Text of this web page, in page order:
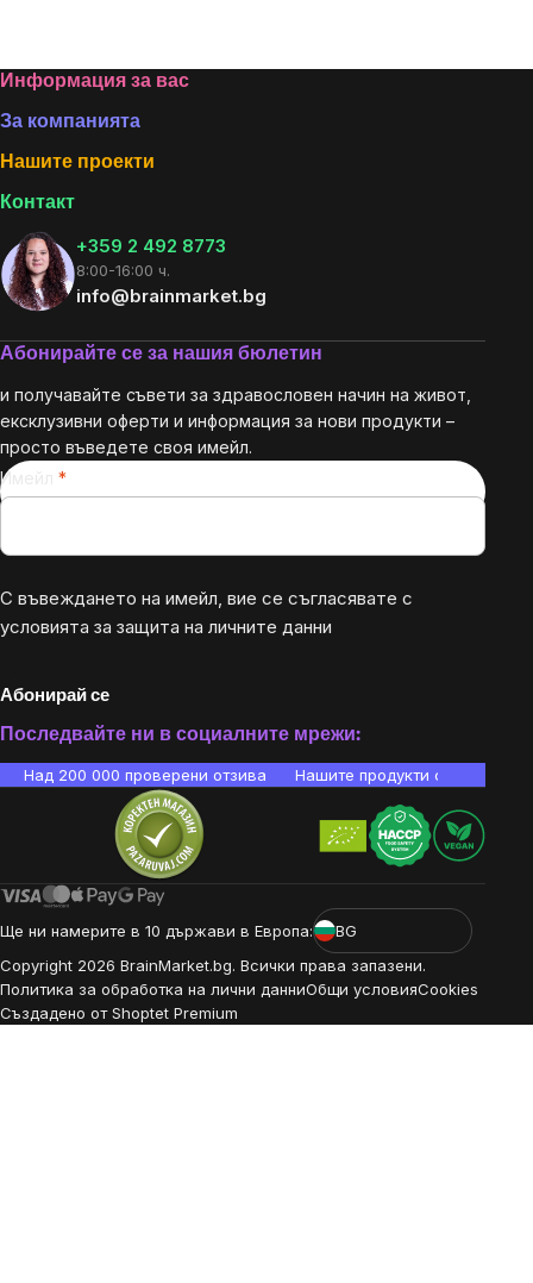
controls
Footer
Информация за вас
За компанията
Нашите проекти
Контакт
+359 2 492 8773
8:00-16:00 ч.
info@brainmarket.bg
Абонирайте се за нашия бюлетин
и получавайте съвети за здравословен начин на живот,
ексклузивни оферти и информация за нови продукти –
просто въведете своя имейл.
Имейл
С въвеждането на имейл, вие се съгласявате с
условията за защита на личните данни
Абонирай се
Последвайте ни в социалните мрежи:
Над 200 000 проверени отзива Нашите продукти са
Ще ни намерите в 10 държави в Европа:
BG
Copyright 2026 BrainMarket.bg. Всички права запазени.
Политика за обработка на лични данниОбщи условияCookies
Създадено от Shoptet Premium